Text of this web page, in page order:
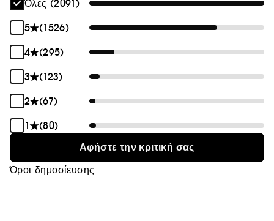
Όλες (2091)
5
(1526)
4
(295)
3
(123)
2
(67)
1
(80)
Αφήστε την κριτική σας
Όροι δημοσίευσης